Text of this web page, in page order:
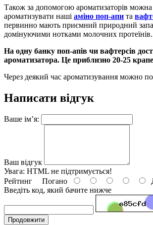
Також за допомогою ароматизаторів
ароматизувати наші аміно поп-апи та
первинно мають приємний природний
домінуючими нотками молочних протеїнів.
На одну банку поп-апів чи вафтерсів
ароматизатора. Це приблизно 20-25
Через деякий час ароматизування можно
Написати відгук
Ваше ім’я:
Ваш відгук
Увага: HTML не підтримується!
Рейтинг Погано
Введіть код, який бачите нижче
Продовжити